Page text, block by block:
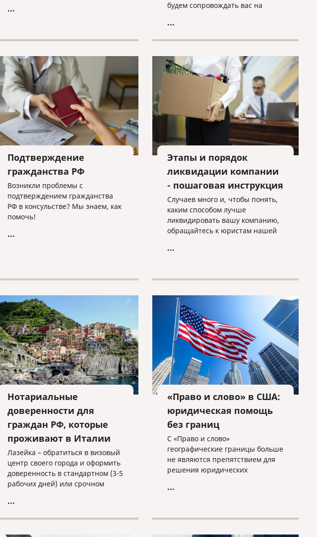
...
будем сопровождать вас на
обеспечить его успешное
...
Подтверждение
гражданства РФ
Возникли проблемы с
подтверждением гражданства
РФ в консульстве? Мы знаем, как
помочь!
...
Этапы и порядок
ликвидации компании
- пошаговая инструкция
Случаев много и, чтобы понять,
каким способом лучше
ликвидировать вашу компанию,
обращайтесь к юристам нашей
вашей компании оптимальный
...
Нотариальные
доверенности для
граждан РФ, которые
проживают в Италии
Лазейка – обратиться в визовый
центр своего города и оформить
доверенность в стандартном (3-5
рабочих дней) или срочном
...
«Право и слово» в США:
юридическая помощь
без границ
С «Право и слово»
географические границы больше
не являются препятствием для
решения юридических
прямо сейчас, и мы найдем
...